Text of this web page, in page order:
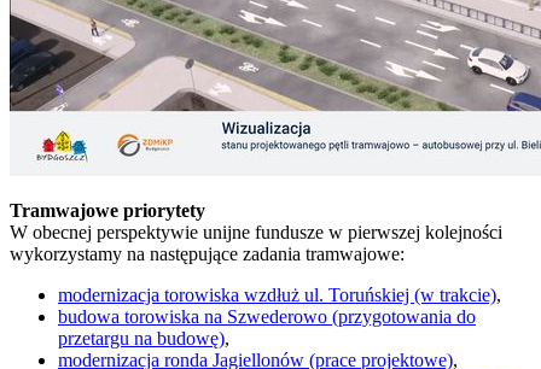
Tramwajowe priorytety
W obecnej perspektywie unijne fundusze w pierwszej kolejności
wykorzystamy na następujące zadania tramwajowe:
modernizacja torowiska wzdłuż ul. Toruńskiej (w trakcie),
budowa torowiska na Szwederowo (przygotowania do
przetargu na budowę),
modernizacja ronda Jagiellonów (prace projektowe),